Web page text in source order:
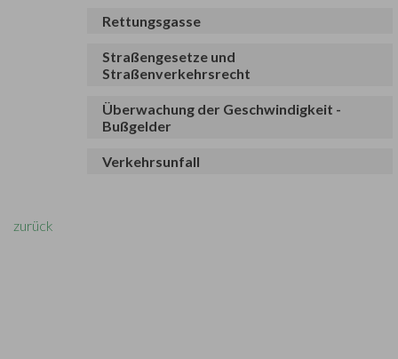
Rettungsgasse
Straßengesetze und
Straßenverkehrsrecht
Überwachung der Geschwindigkeit -
Bußgelder
Verkehrsunfall
zurück